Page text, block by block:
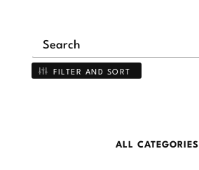
FILTER AND SORT
ALL CATEGORIES